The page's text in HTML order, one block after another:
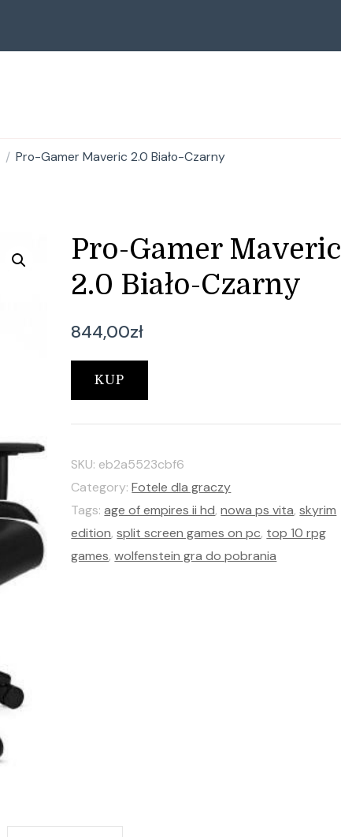
/ Pro-Gamer Maveric 2.0 Biało-Czarny
Pro-Gamer Maveric
2.0 Biało-Czarny
844,00zł
KUP
SKU: eb2a5523cbf6
Category:Fotele dla graczy
Tags:age of empires ii hd,nowa ps vita,skyrim
edition,split screen games on pc, top 10 rpg
games,wolfenstein gra do pobrania